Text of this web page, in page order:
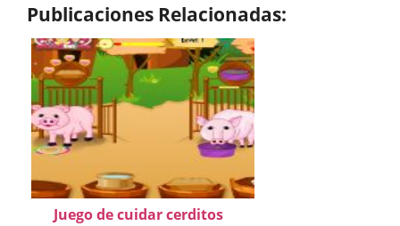
Publicaciones Relacionadas:
Juego de cuidar cerditos